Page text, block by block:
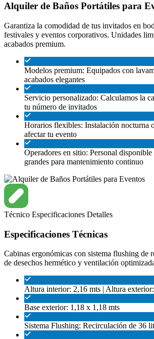
Alquiler de Baños Portátiles para
Garantiza la comodidad de tus invitados en
festivales y eventos corporativos. Unidades
acabados premium.
Modelos premium: Equipados con
acabados elegantes
Servicio personalizado: Calculamos la
tu número de invitados
Horarios flexibles: Instalación nocturna
afectar tu evento
Operadores en sitio: Personal disponible
grandes para mantenimiento continuo
Técnico Especificaciones Detalles
Especificaciones Técnicas
Cabinas ergonómicas con sistema flushing de
de desechos hermético y ventilación
Altura interior: 2,16 mts | Altura
Base exterior: 1,18 x 1,18 mts
Sistema Flushing: Recirculación de 36